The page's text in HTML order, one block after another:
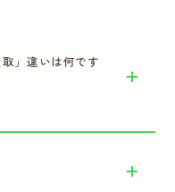
」違いは何です